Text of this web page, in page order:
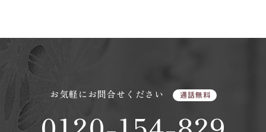
お気軽にお問合せください 通話無料